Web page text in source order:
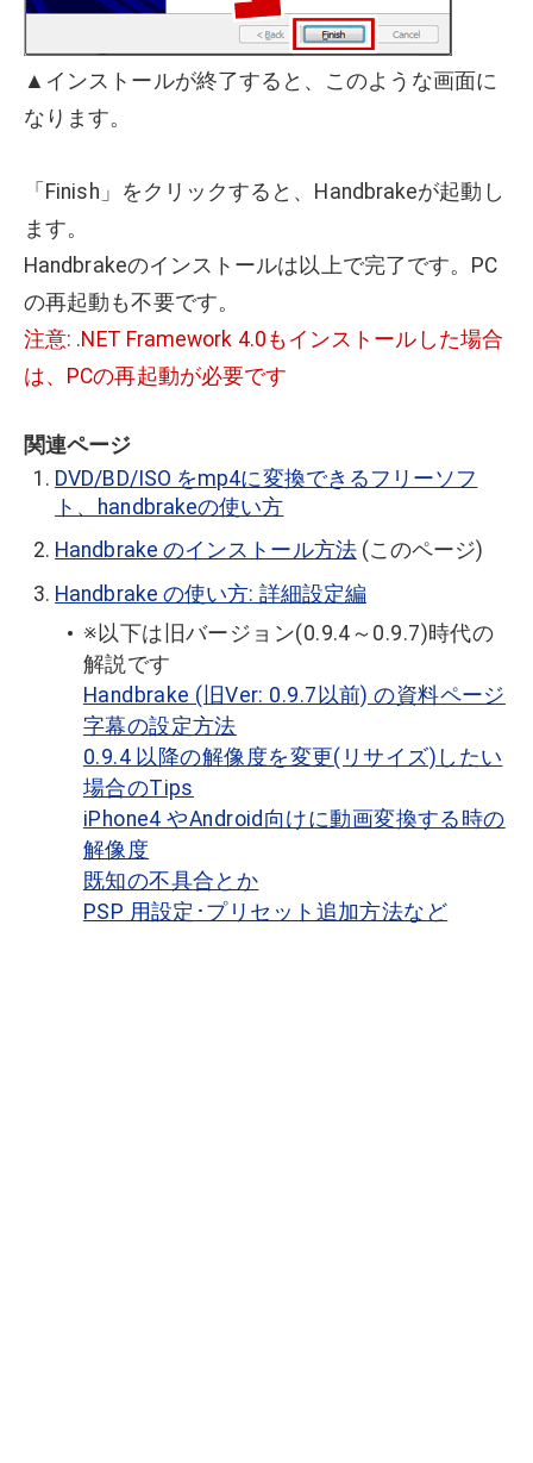
▲インストールが終了すると、このような画面に
なります。
「Finish」をクリックすると、Handbrakeが起動し
ます。
Handbrakeのインストールは以上で完了です。PC
の再起動も不要です。
注意: .NET Framework 4.0もインストールした場合
は、PCの再起動が必要です
関連ページ
DVD/BD/ISO をmp4に変換できるフリーソフ
ト、handbrakeの使い方
Handbrake のインストール方法(このページ)
Handbrake の使い方: 詳細設定編
※以下は旧バージョン(0.9.4～0.9.7)時代の
解説です
Handbrake (旧Ver: 0.9.7以前) の資料ページ
字幕の設定方法
0.9.4 以降の解像度を変更(リサイズ)したい
場合のTips
iPhone4 やAndroid向けに動画変換する時の
解像度
既知の不具合とか
PSP 用設定･プリセット追加方法など